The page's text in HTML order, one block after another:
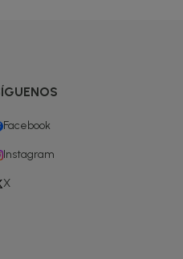
Facebook
Instagram
X